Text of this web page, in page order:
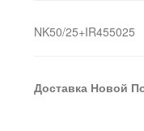
NK50/25+IR455025
Доставка Новой